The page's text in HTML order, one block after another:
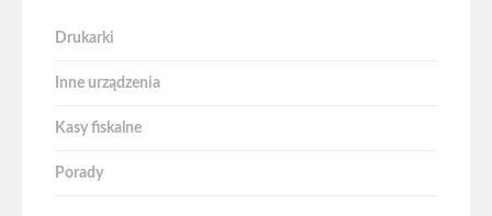
Drukarki
Inne urządzenia
Kasy fiskalne
Porady